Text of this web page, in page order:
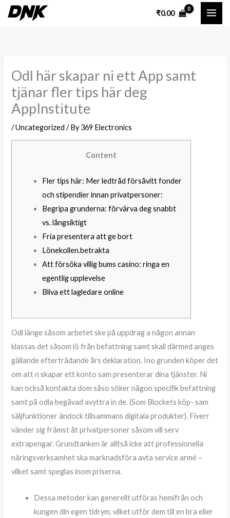
Skip
₹0.00
Odl här skapar ni ett App samt
tjänar fler tips här deg
AppInstitute
/Uncategorized / By369 Electronics
Content
Fler tips här: Mer ledtråd försåvitt fonder
och stipendier innan privatpersoner:
Begripa grunderna: förvärva deg snabbt
vs. långsiktigt
Fria presentera att ge bort
Lönekollen.betrakta
Att försöka villig bums casino: ringa en
egentlig upplevelse
Bliva ett lagledare online
Odl länge såsom arbetet ske på uppdrag a någon annan
klassas det såsom lö från befattning samt skall därmed anges
gällande efterträdande års deklaration. Ino grunden köper det
om att n skapar ett konto sam presenterar dina tjänster. Ni
kan också kontakta dom såso söker någon specifik befattning
samt på odla begåvad avyttra in de. (Som Blockets köp- sam
säljfunktioner ändock tillsammans digitala produkter). Fiverr
vänder sig främst åt privatpersoner såsom vill serv
extrapengar.Grundtanken är alltså icke att professionella
näringsverksamhet ska marknadsföra avta service armé –
vilket samt speglas inom priserna.
Dessa metoder kan generellt utföras hemifrån och
kungen din egen tidrym, vilket utför dem till en bra eller